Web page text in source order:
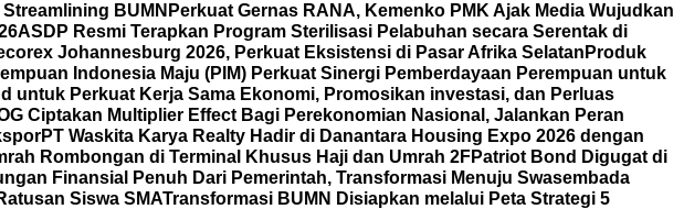
BUMN Perkuat Gernas RANA, Kemenko PMK Ajak Media Wujudkan
ASDP Resmi Terapkan Program Sterilisasi Pelabuhan secara Serentak di
Johannesburg 2026, Perkuat Eksistensi di Pasar Afrika Selatan Produk
Indonesia Maju (PIM) Perkuat Sinergi Pemberdayaan Perempuan untuk
untuk Perkuat Kerja Sama Ekonomi, Promosikan investasi, dan Perluas
Ciptakan Multiplier Effect Bagi Perekonomian Nasional, Jalankan Peran
PT Waskita Karya Realty Hadir di Danantara Housing Expo 2026 dengan
Rombongan di Terminal Khusus Haji dan Umrah 2FPatriot Bond Digugat di
Finansial Penuh Dari Pemerintah, Transformasi Menuju Swasembada
Siswa SMATransformasi BUMN Disiapkan melalui Peta Strategi 5